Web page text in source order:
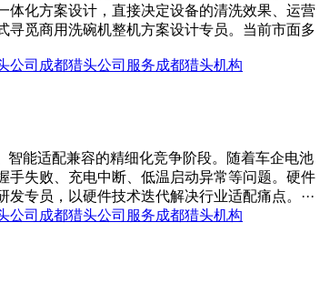
体化方案设计，直接决定设备的清洗效果、运营
觅商用洗碗机整机方案设计专员。当前市面多
公司 成都猎头公司服务成都猎头机构
能适配兼容的精细化竞争阶段。随着车企电池
手失败、充电中断、低温启动异常等问题。硬件
专员，以硬件技术迭代解决行业适配痛点。···
公司 成都猎头公司服务成都猎头机构